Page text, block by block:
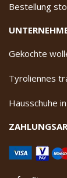
Bestellung
Gekochte
Tyroliennes
Hausschuhe